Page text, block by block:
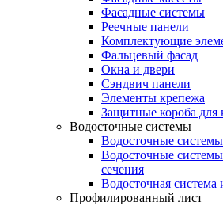
Фасадные системы
Реечные панели
Комплектующие
Фальцевый фасад
Окна и двери
Сэндвич панели
Элементы крепежа
Защитные короба для
Водосточные системы
Водосточные
Водосточные
сечения
Водосточная
Профилированный лист